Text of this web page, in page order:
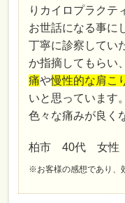
りカイロプラクテ
お世話になる事に
丁寧に診察してい
か指摘してもらい
痛や慢性的な肩こ
いと思っています。
色々な痛みが良く
柏市 40代 女
※お客様の感想であり、